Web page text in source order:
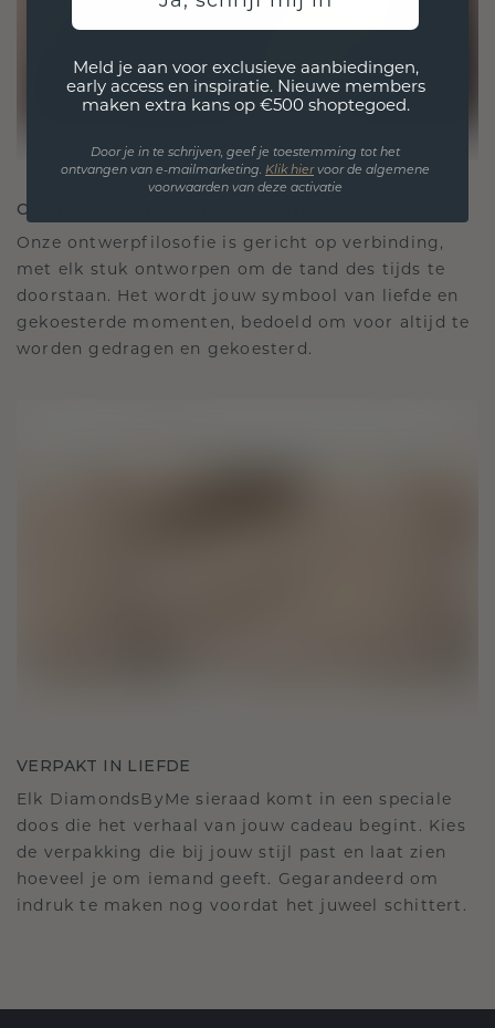
ONTWORPEN VOOR VERBINDING
Onze ontwerpfilosofie is gericht op verbinding,
met elk stuk ontworpen om de tand des tijds te
doorstaan. Het wordt jouw symbool van liefde en
gekoesterde momenten, bedoeld om voor altijd te
worden gedragen en gekoesterd.
VERPAKT IN LIEFDE
Elk DiamondsByMe sieraad komt in een speciale
doos die het verhaal van jouw cadeau begint. Kies
de verpakking die bij jouw stijl past en laat zien
hoeveel je om iemand geeft. Gegarandeerd om
indruk te maken nog voordat het juweel schittert.
Meld je aan voor exclusieve aanbiedingen,
early access en inspiratie. Nieuwe members
maken extra kans op €500 shoptegoed.
Door je in te schrijven, geef je toestemming tot het
ontvangen van e-mailmarketing. Klik hiervoor de algemene
voorwaarden van deze activatie